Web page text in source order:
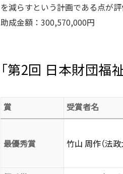
を減らすという計画である点が評
助成金額：300,570,000円
「第2回 日本財団福
賞 受賞者名
最優秀賞 竹山 周作（法政